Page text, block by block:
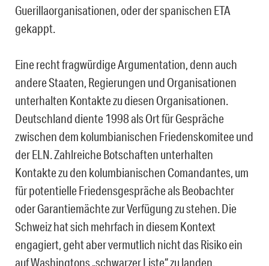
Guerillaorganisationen, oder der spanischen ETA
gekappt.
Eine recht fragwürdige Argumentation, denn auch
andere Staaten, Regierungen und Organisationen
unterhalten Kontakte zu diesen Organisationen.
Deutschland diente 1998 als Ort für Gespräche
zwischen dem kolumbianischen Friedenskomitee und
der ELN. Zahlreiche Botschaften unterhalten
Kontakte zu den kolumbianischen Comandantes, um
für potentielle Friedensgespräche als Beobachter
oder Garantiemächte zur Verfügung zu stehen. Die
Schweiz hat sich mehrfach in diesem Kontext
engagiert, geht aber vermutlich nicht das Risiko ein
auf Washingtons „schwarzer Liste“ zu landen.